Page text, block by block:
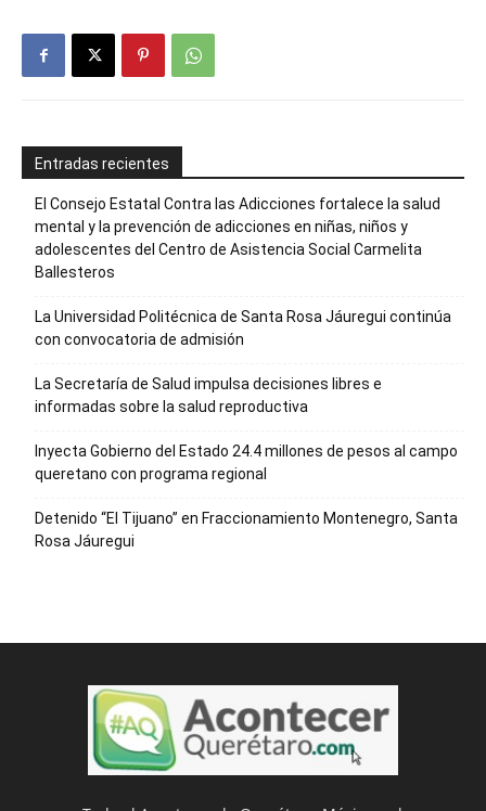
Entradas recientes
El Consejo Estatal Contra las Adicciones fortalece la salud
mental y la prevención de adicciones en niñas, niños y
adolescentes del Centro de Asistencia Social Carmelita
Ballesteros
La Universidad Politécnica de Santa Rosa Jáuregui continúa
con convocatoria de admisión
La Secretaría de Salud impulsa decisiones libres e
informadas sobre la salud reproductiva
Inyecta Gobierno del Estado 24.4 millones de pesos al campo
queretano con programa regional
Detenido “El Tijuano” en Fraccionamiento Montenegro, Santa
Rosa Jáuregui